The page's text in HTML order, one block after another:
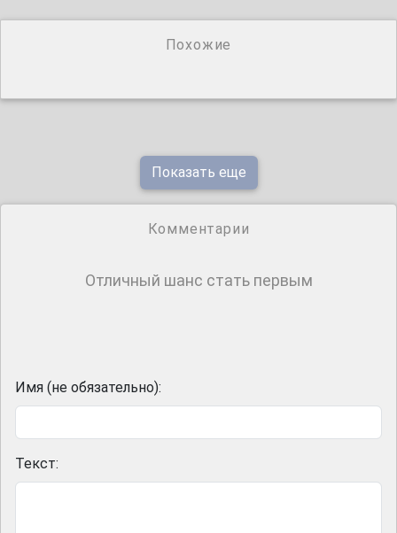
Похожие
Показать еще
Комментарии
Отличный шанс стать первым
Имя (не обязательно):
Текст: